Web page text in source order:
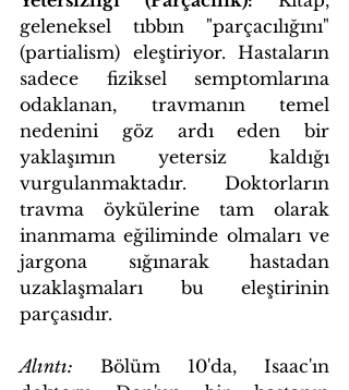
geleneksel tıbbın "parçacılığını"
(partialism) eleştiriyor. Hastaların
sadece fiziksel semptomlarına
odaklanan, travmanın temel
nedenini göz ardı eden bir
yaklaşımın yetersiz kaldığı
vurgulanmaktadır. Doktorların
travma öykülerine tam olarak
inanmama eğiliminde olmaları ve
jargona sığınarak hastadan
uzaklaşmaları bu eleştirinin
parçasıdır.
Alıntı: Bölüm 10'da, Isaac'ın